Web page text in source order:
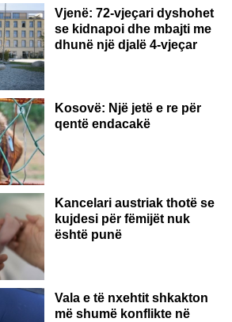
Vjenë: 72-vjeçari dyshohet
se kidnapoi dhe mbajti me
dhunë një djalë 4-vjeçar
Kosovë: Një jetë e re për
qentë endacakë
Kancelari austriak thotë se
kujdesi për fëmijët nuk
është punë
Vala e të nxehtit shkakton
më shumë konflikte në